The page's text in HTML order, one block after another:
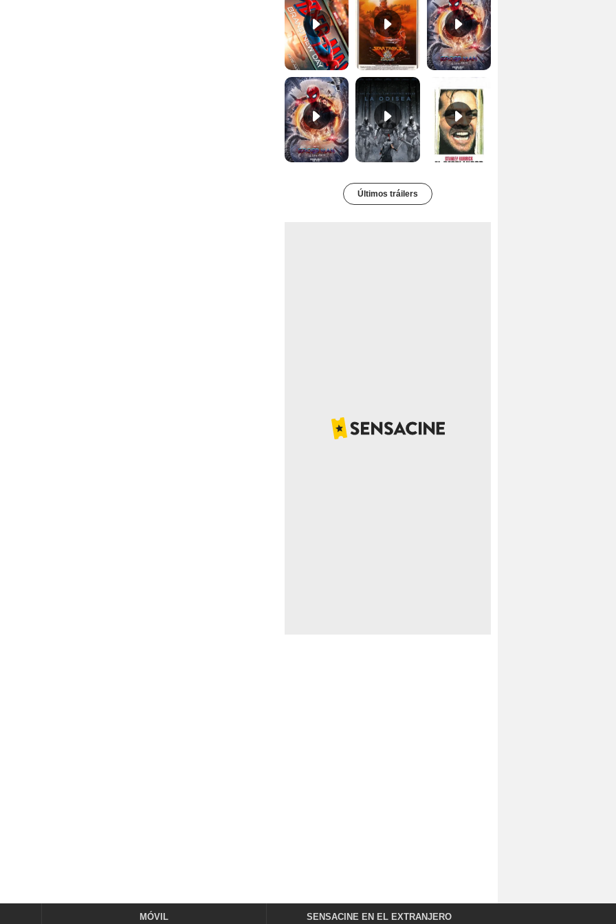
Tráiler 'Spider-Man: No Way Home' La Odisea Tráiler (3) El resplandor Tráiler
Últimos tráilers
MÓVIL SENSACINE EN EL EXTRANJERO